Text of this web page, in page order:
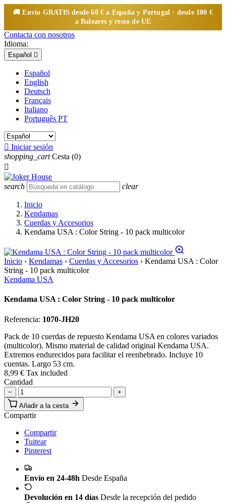
🚚 Envío GRATISdesde 60 € a España y Portugal · desde 100 €
a Baleares y resto de UE
Contacta con nosotros
Idioma:
Español 
Español
English
Deutsch
Français
Italiano
Português PT
 Iniciar sesión
shopping_cart Cesta (0)

search clear
Inicio
Kendamas
Cuerdas y Accesorios
Kendama USA : Color String - 10 pack multicolor
Inicio › Kendamas › Cuerdas y Accesorios › Kendama USA : Color
String - 10 pack multicolor
Kendama USA
Kendama USA : Color String - 10 pack multicolor
Referencia: 1070-JH20
Pack de 10 cuerdas de repuesto Kendama USA en colores variados
(multicolor). Mismo material de calidad original Kendama USA.
Extremos endurecidos para facilitar el reenhebrado. Incluye 10
cuentas. Largo 53 cm.
8,99 € Tax included
Cantidad
−
+
Añadir a la cesta
Compartir
Compartir
Tuitear
Pinterest
Envío en 24-48h Desde España
Devolución en 14 días Desde la recepción del pedido